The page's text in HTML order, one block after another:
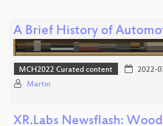
A Brief History of
MCH2022 Curated content 2022-
Martin
XR.Labs Newsflash: